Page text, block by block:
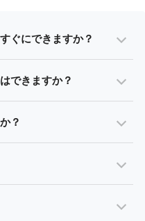
ぐにできますか？
できますか？
？